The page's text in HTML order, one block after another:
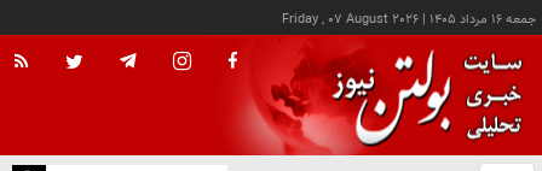
جمعه ۱۶ مرداد ۱۴۰۵ |
Friday , 07 August 2026